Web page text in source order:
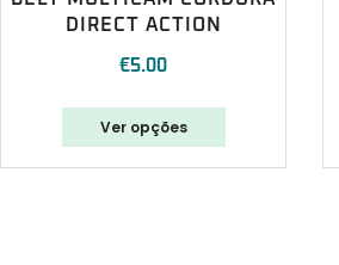
DIRECT ACTION
€5.00
Ver opções